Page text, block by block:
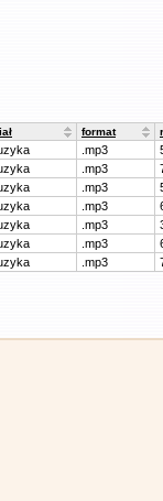
format
.mp3
.mp3
.mp3
.mp3
.mp3
.mp3
.mp3